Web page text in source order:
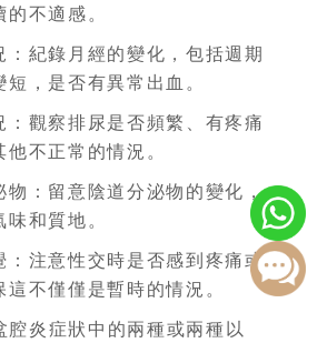
不適感。
：紀錄月經的變化，包括週期
短，是否有異常出血。
：觀察排尿是否頻繁、有疼痛
他不正常的情況。
物：留意陰道分泌物的變化，
和質地。
：注意性交時是否感到疼痛或
這不僅僅是暫時的情況。
腔炎症狀中的兩種或兩種以